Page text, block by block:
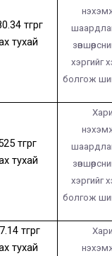
төгрөг
тухай
хэргийг
болгож
төгрөг
тухай
хэргийг
болгож
төгрөг
тухай